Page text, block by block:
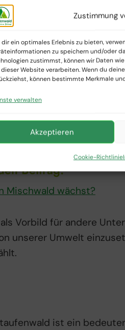
Zustimmung
dir ein optimales Erlebnis zu bieten,
zu speichern und/oder
zustimmst, können wir Daten
Website verarbeiten. Wenn du
können bestimmte Merkmale
verwalten
Akzeptieren
Cookie-Richtlinie
im
eine Investition in die
bereichern,
der
neuen Lebensraum
Beitrag:
Mischwald wächst?
Vorbild für andere
unserer Umwelt
ist ein